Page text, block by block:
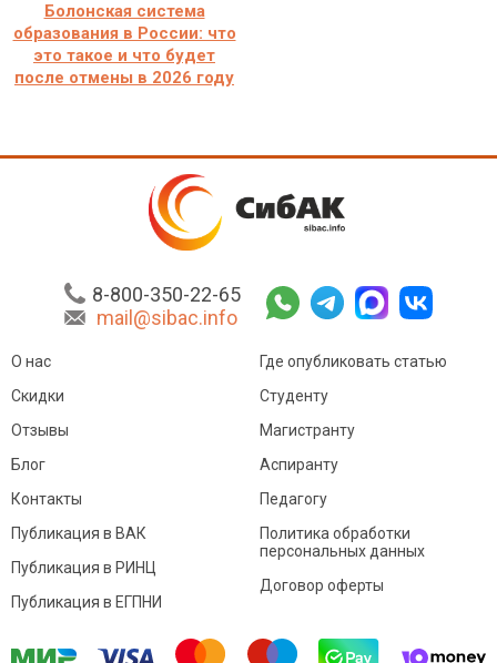
Болонская система
образования в России: что
это такое и что будет
после отмены в 2026 году
8-800-350-22-65
mail@sibac.info
О нас
Скидки
Отзывы
Блог
Контакты
Где опубликовать статью
Студенту
Магистранту
Аспиранту
Педагогу
Публикация в ВАК
Публикация в РИНЦ
Публикация в ЕГПНИ
Политика обработки
персональных данных
Договор оферты